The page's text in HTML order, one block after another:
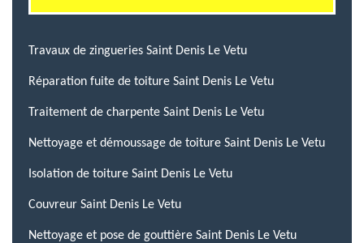
Travaux de zingueries Saint Denis Le Vetu
Réparation fuite de toiture Saint Denis Le Vetu
Traitement de charpente Saint Denis Le Vetu
Nettoyage et démoussage de toiture Saint Denis Le Vetu
Isolation de toiture Saint Denis Le Vetu
Couvreur Saint Denis Le Vetu
Nettoyage et pose de gouttière Saint Denis Le Vetu